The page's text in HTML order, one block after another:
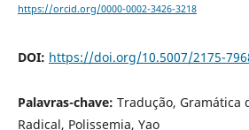
https://orcid.org/0000-0002-3426-3218
DOI: https://doi.org/10.5007/2175-
Palavras-chave: Tradução, Gramática
Radical, Polissemia, Yao